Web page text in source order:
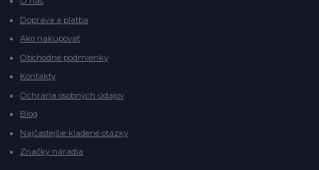
Doprava a platba
Ako nakupovať
Obchodné podmienky
Kontakty
Ochrana osobných údajov
Blog
Najčastejšie kladené otázky
Značky náradia